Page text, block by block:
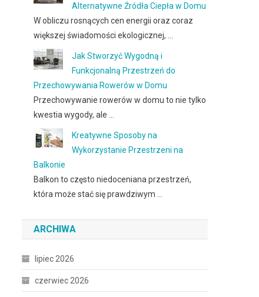
Alternatywne Źródła Ciepła w Domu
W obliczu rosnących cen energii oraz coraz
większej świadomości ekologicznej, …
Jak Stworzyć Wygodną i
Funkcjonalną Przestrzeń do
Przechowywania Rowerów w Domu
Przechowywanie rowerów w domu to nie tylko
kwestia wygody, ale …
Kreatywne Sposoby na
Wykorzystanie Przestrzeni na
Balkonie
Balkon to często niedoceniana przestrzeń,
która może stać się prawdziwym …
ARCHIWA
lipiec 2026
czerwiec 2026